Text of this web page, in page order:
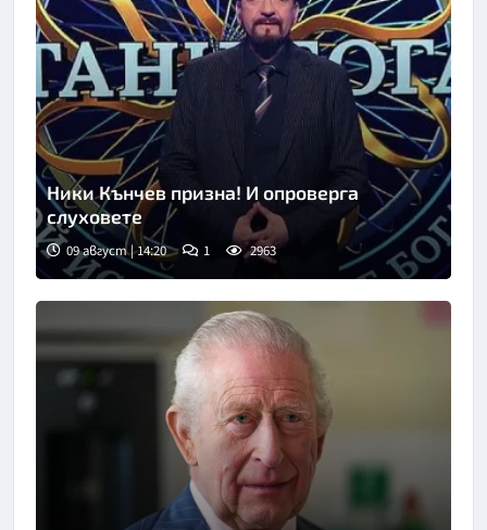
Снимка: bTV
Ники Кънчев призна! И опроверга
слуховете
09 август | 14:20 1 2963